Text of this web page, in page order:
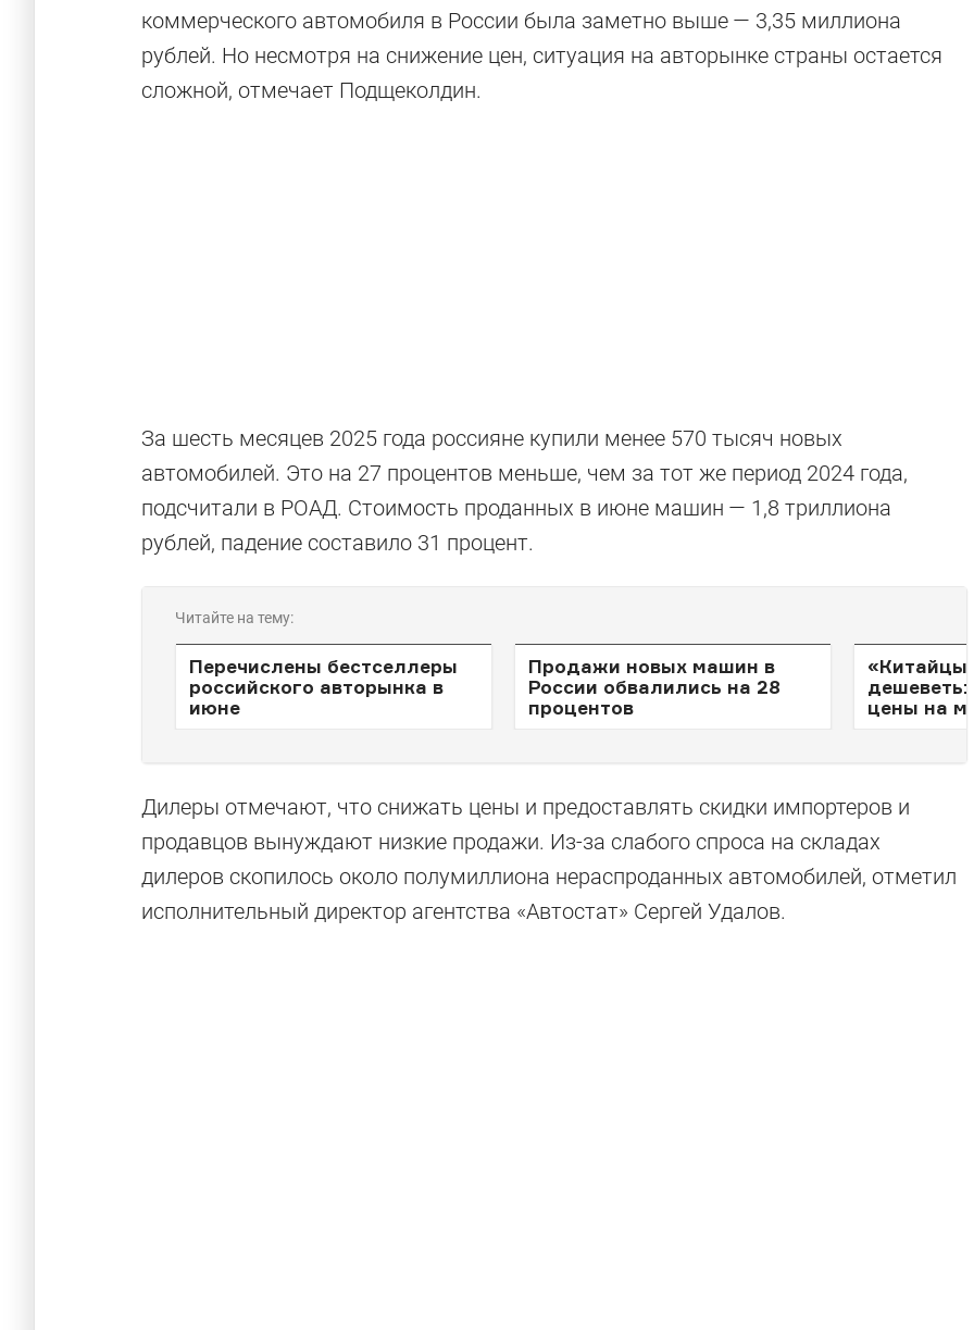
коммерческого автомобиля в России была заметно выше — 3,35 миллиона
рублей. Но несмотря на снижение цен, ситуация на авторынке страны остается
сложной, отмечает Подщеколдин.
За шесть месяцев 2025 года россияне купили менее 570 тысяч новых
автомобилей. Это на 27 процентов меньше, чем за тот же период 2024 года,
подсчитали в РОАД. Стоимость проданных в июне машин — 1,8 триллиона
рублей, падение составило 31 процент.
Читайте на тему:
Перечислены бестселлеры
российского авторынка в
июне
Продажи новых машин в
России обвалились на 28
процентов
дешеветь:
цены на
Дилеры отмечают, что снижать цены и предоставлять скидки импортеров и
продавцов вынуждают низкие продажи. Из-за слабого спроса на складах
дилеров скопилось около полумиллиона нераспроданных автомобилей, отметил
исполнительный директор агентства «Автостат» Сергей Удалов.